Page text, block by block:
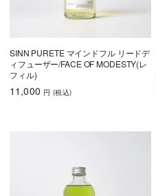
SINN PURETE マインドフル リードデ
ィフューザー/FACE OF MODESTY(レ
フィル)
11,000 円 (税込)